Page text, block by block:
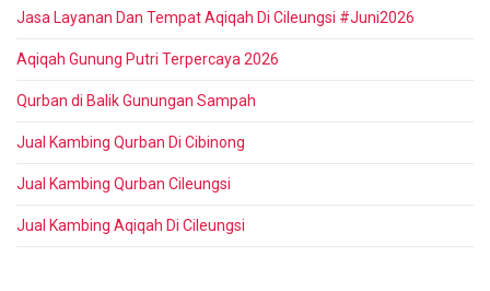
Jasa Layanan Dan Tempat Aqiqah Di Cileungsi #Juni2026
Aqiqah Gunung Putri Terpercaya 2026
Qurban di Balik Gunungan Sampah
Jual Kambing Qurban Di Cibinong
Jual Kambing Qurban Cileungsi
Jual Kambing Aqiqah Di Cileungsi